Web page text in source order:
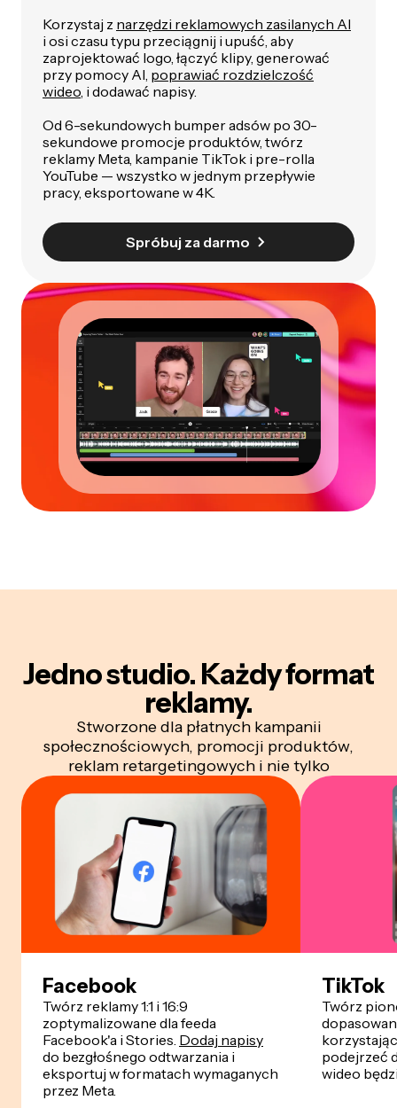
Korzystaj z narzędzi reklamowych zasilanych AI
i osi czasu typu przeciągnij i upuść, aby
zaprojektować logo, łączyć klipy, generować
przy pomocy AI, poprawiać rozdzielczość
wideo , i dodawać napisy.
Od 6-sekundowych bumper adsów po 30-
sekundowe promocje produktów, twórz
reklamy Meta, kampanie TikTok i pre-rolla
YouTube — wszystko w jednym przepływie
pracy, eksportowane w 4K.
Spróbuj za darmo
Jedno studio. Każdy format
reklamy.
Stworzone dla płatnych kampanii
społecznościowych, promocji produktów,
reklam retargetingowych i nie tylko
Facebook
Twórz reklamy 1:1 i 16:9
zoptymalizowane dla feeda
Facebook'a i Stories. Dodaj napisy
do bezgłośnego odtwarzania i
eksportuj w formatach wymaganych
przez Meta.
TikTok
Twórz
podejrzeć
wideo